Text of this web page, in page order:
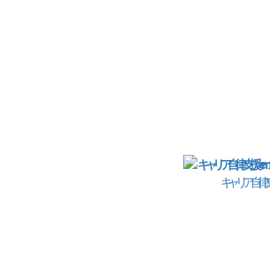
キャリア自律